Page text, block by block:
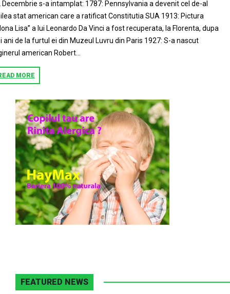
Decembrie s-a intamplat: 1787: Pennsylvania a devenit cel de-al
stat american care a ratificat Constitutia SUA 1913: Pictura
Lisa” a lui Leonardo Da Vinci a fost recuperata, la Florenta, dupa
ani de la furtul ei din Muzeul Luvru din Paris 1927: S-a nascut
american Robert...
MORE
FEATURED NEWS